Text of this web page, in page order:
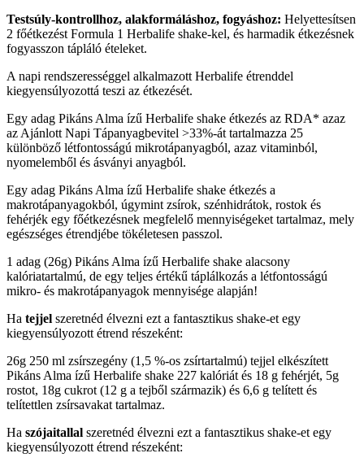
Testsúly-kontrollhoz, alakformáláshoz, fogyáshoz: Helyettesítsen
2 főétkezést Formula 1 Herbalife shake-kel, és harmadik étkezésnek
fogyasszon tápláló ételeket.
A napi rendszerességgel alkalmazott Herbalife étrenddel
kiegyensúlyozottá teszi az étkezését.
Egy adag Pikáns Alma ízű Herbalife shake étkezés az RDA* azaz
az Ajánlott Napi Tápanyagbevitel >33%-át tartalmazza 25
különböző létfontosságú mikrotápanyagból, azaz vitaminból,
nyomelemből és ásványi anyagból.
Egy adag Pikáns Alma ízű Herbalife shake étkezés a
makrotápanyagokból, úgymint zsírok, szénhidrátok, rostok és
fehérjék egy főétkezésnek megfelelő mennyiségeket tartalmaz, mely
egészséges étrendjébe tökéletesen passzol.
1 adag (26g) Pikáns Alma ízű Herbalife shake alacsony
kalóriatartalmú, de egy teljes értékű táplálkozás a létfontosságú
mikro- és makrotápanyagok mennyisége alapján!
Ha tejjel szeretnéd élvezni ezt a fantasztikus shake-et egy
kiegyensúlyozott étrend részeként:
26g 250 ml zsírszegény (1,5 %-os zsírtartalmú) tejjel elkészített
Pikáns Alma ízű Herbalife shake 227 kalóriát és 18 g fehérjét, 5g
rostot, 18g cukrot (12 g a tejből származik) és 6,6 g telített és
telítettlen zsírsavakat tartalmaz.
Ha szójaitallal szeretnéd élvezni ezt a fantasztikus shake-et egy
kiegyensúlyozott étrend részeként: